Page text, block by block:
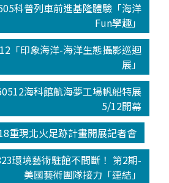
科普列車前進基隆體驗「海洋
Fun學趣」
「印象海洋-海洋生態攝影巡迴
展」
海科館航海夢工場帆船特展
5/12開幕
重現北火足跡計畫開展記者會
環境藝術駐館不間斷！ 第2期-
美國藝術團隊接力「連結」